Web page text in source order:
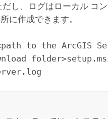
し、ログはローカル コ
に作成できます。
to the ArcGIS